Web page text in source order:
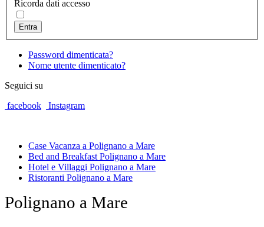
Ricorda dati accesso
Entra
Password dimenticata?
Nome utente dimenticato?
Seguici su
facebook
Instagram
Case Vacanza a Polignano a Mare
Bed and Breakfast Polignano a Mare
Hotel e Villaggi Polignano a Mare
Ristoranti Polignano a Mare
Polignano a Mare